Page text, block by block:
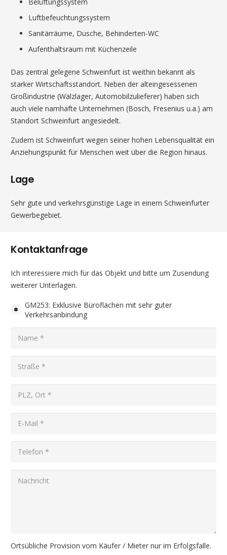
Luftbefeuchtungssystem
Sanitärräume, Dusche, Behinderten-WC
Aufenthaltsraum mit Küchenzeile
Das zentral gelegene Schweinfurt ist weithin bekannt als
starker Wirtschaftsstandort. Neben der alteingesessenen
Großindustrie (Wälzlager, Automobilzulieferer) haben sich
auch viele namhafte Unternehmen (Bosch, Fresenius u.a.) am
Standort Schweinfurt angesiedelt.
Zudem ist Schweinfurt wegen seiner hohen Lebensqualität ein
Anziehungspunkt für Menschen weit über die Region hinaus.
Lage
Sehr gute und verkehrsgünstige Lage in einem Schweinfurter
Gewerbegebiet.
Kontaktanfrage
Ich interessiere mich für das Objekt und bitte um Zusendung
weiterer Unterlagen.
GM253: Exklusive Büroflächen mit sehr guter
Verkehrsanbindung
Ortsübliche Provision vom Käufer / Mieter nur im Erfolgsfalle.